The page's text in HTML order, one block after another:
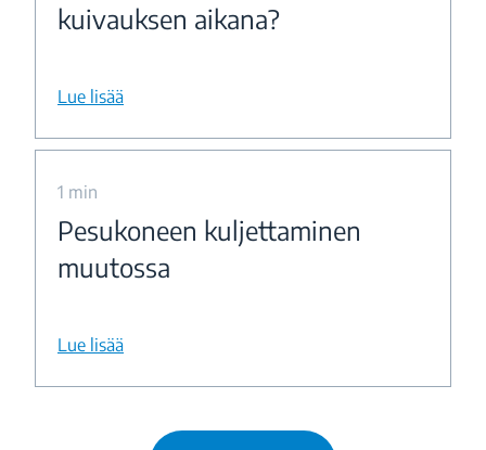
kuivauksen aikana?
Lue lisää
1 min
Pesukoneen kuljettaminen
muutossa
Lue lisää